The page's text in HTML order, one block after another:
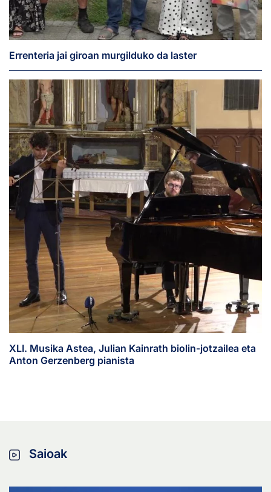
Errenteria jai giroan murgilduko da laster
XLI. Musika Astea, Julian Kainrath biolin-jotzailea eta
Anton Gerzenberg pianista
Saioak